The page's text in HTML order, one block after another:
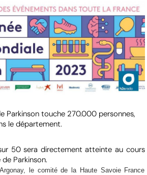
Parkinson touche 270.000 personnes,
le département.
50 sera directement atteinte au cours
Parkinson.
le comité de la Haute Savoie France